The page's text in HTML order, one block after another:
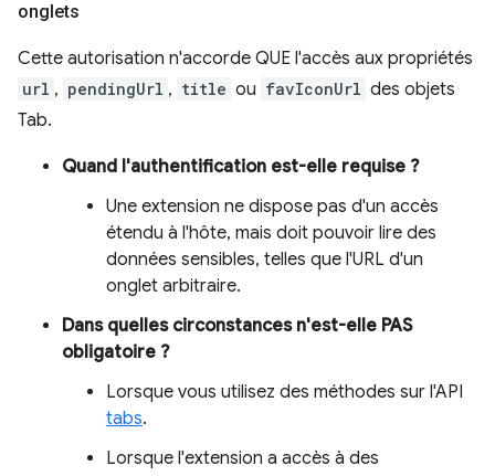
onglets
Cette autorisation n'accorde QUE l'accès aux propriétés
url , pendingUrl , title ou favIconUrl des objets
Tab.
Quand l'authentification est-elle requise ?
Une extension ne dispose pas d'un accès
étendu à l'hôte, mais doit pouvoir lire des
données sensibles, telles que l'URL d'un
onglet arbitraire.
Dans quelles circonstances n'est-elle PAS
obligatoire ?
Lorsque vous utilisez des méthodes sur l'API
tabs.
Lorsque l'extension a accès à des